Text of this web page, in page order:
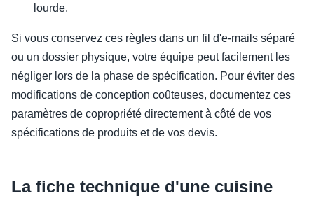
lourde.
Si vous conservez ces règles dans un fil d'e-mails séparé
ou un dossier physique, votre équipe peut facilement les
négliger lors de la phase de spécification. Pour éviter des
modifications de conception coûteuses, documentez ces
paramètres de copropriété directement à côté de vos
spécifications de produits et de vos devis.
La fiche technique d'une cuisine